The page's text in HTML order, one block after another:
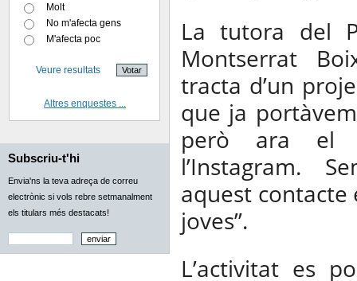
Molt
No m'afecta gens
M'afecta poc
Veure resultats
Altres enquestes ...
Subscriu-t'hi
Envia'ns la teva adreça de correu
electrònic si vols rebre setmanalment
els titulars més destacats!
La tutora del
Montserrat
tracta d’un
que ja
però ara el
l’Instagram.
aquest contacte
joves”.
L’activitat es